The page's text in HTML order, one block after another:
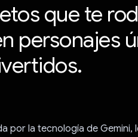
que te
personajes
por la tecnología de